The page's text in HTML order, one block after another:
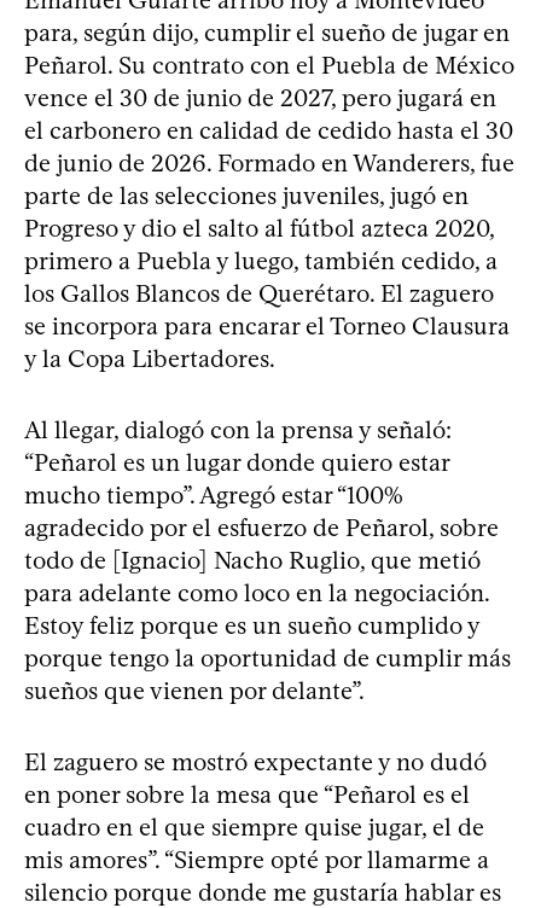
para, según dijo, cumplir el sueño de jugar en
Peñarol. Su contrato con el Puebla de México
vence el 30 de junio de 2027, pero jugará en
el carbonero en calidad de cedido hasta el 30
de junio de 2026. Formado en Wanderers, fue
parte de las selecciones juveniles, jugó en
Progreso y dio el salto al fútbol azteca 2020,
primero a Puebla y luego, también cedido, a
los Gallos Blancos de Querétaro. El zaguero
se incorpora para encarar el Torneo Clausura
y la Copa Libertadores.
Al llegar, dialogó con la prensa y señaló:
“Peñarol es un lugar donde quiero estar
mucho tiempo”. Agregó estar “100%
agradecido por el esfuerzo de Peñarol, sobre
todo de [Ignacio] Nacho Ruglio, que metió
para adelante como loco en la negociación.
Estoy feliz porque es un sueño cumplido y
porque tengo la oportunidad de cumplir más
sueños que vienen por delante”.
El zaguero se mostró expectante y no dudó
en poner sobre la mesa que “Peñarol es el
cuadro en el que siempre quise jugar, el de
mis amores”. “Siempre opté por llamarme a
silencio porque donde me gustaría hablar es